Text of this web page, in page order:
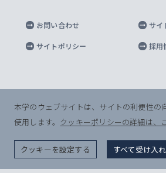
半導体研究所
生命倫理研究所
キャンパスへのアクセス
教職協働の取り組み
プライバシーポリシー
お問い合わせ サイ
サイトポリシー 採用
© Sophia University. All Rights
本学のウェブサイトは、サイトの利便性の
使用します。 クッキーポリシーの詳細は、
クッキーを設定する すべて受け入